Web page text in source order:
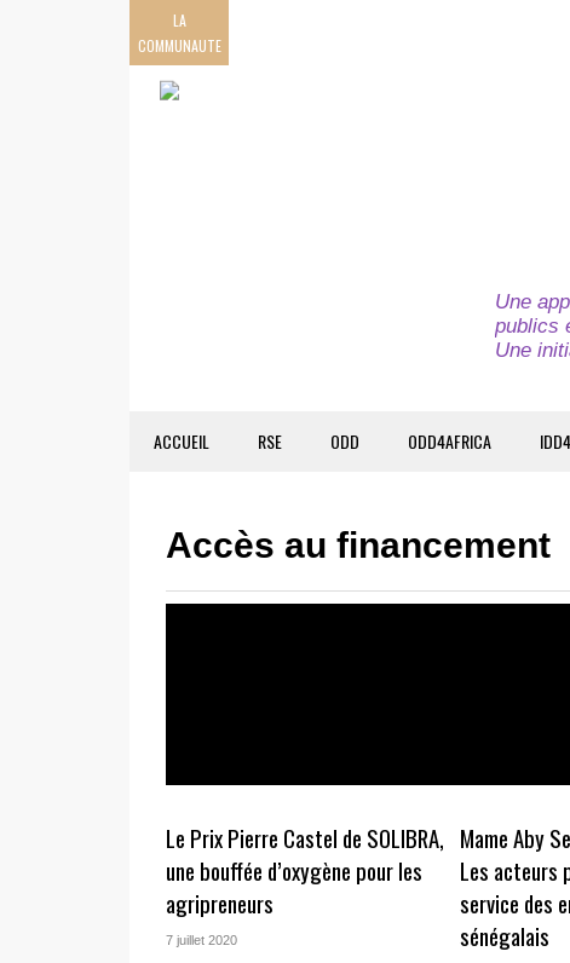
LA
COMMUNAUTE
Une
publics
Une
ACCUEIL RSE ODD ODD4AFRICA
Accès au financement
Le Prix Pierre Castel de SOLIBRA,
une bouffée d’oxygène pour les
agripreneurs
7 juillet 2020
Mame Aby
Les acteurs
service des
sénégalais